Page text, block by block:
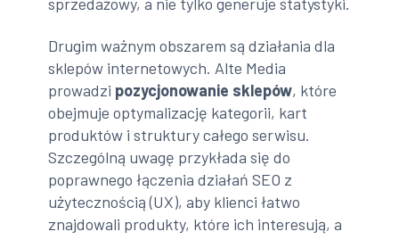
Drugim ważnym obszarem są działania dla
sklepów internetowych. Alte Media
prowadzi pozycjonowanie sklepów, które
obejmuje optymalizację kategorii, kart
produktów i struktury całego serwisu.
Szczególną uwagę przykłada się do
poprawnego łączenia działań SEO z
użytecznością (UX), aby klienci łatwo
znajdowali produkty, które ich interesują, a